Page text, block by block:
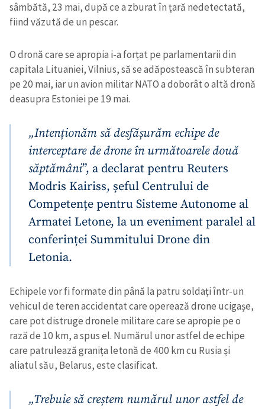
sâmbătă, 23 mai, după ce a zburat în țară nedetectată,
fiind văzută de un pescar.
O dronă care se apropia i-a forțat pe parlamentarii din
capitala Lituaniei, Vilnius, să se adăpostească în subteran
pe 20 mai, iar un avion militar NATO a doborât o altă dronă
deasupra Estoniei pe 19 mai.
„Intenționăm să desfășurăm echipe de
interceptare de drone în următoarele două
săptămâni”, a declarat pentru Reuters
Modris Kairiss, șeful Centrului de
Competențe pentru Sisteme Autonome al
Armatei Letone, la un eveniment paralel al
conferinței Summitului Drone din
Letonia.
Echipele vor fi formate din până la patru soldați într-un
vehicul de teren accidentat care operează drone ucigașe,
care pot distruge dronele militare care se apropie pe o
rază de 10 km, a spus el. Numărul unor astfel de echipe
care patrulează granița letonă de 400 km cu Rusia și
aliatul său, Belarus, este clasificat.
„Trebuie să creștem numărul unor astfel de